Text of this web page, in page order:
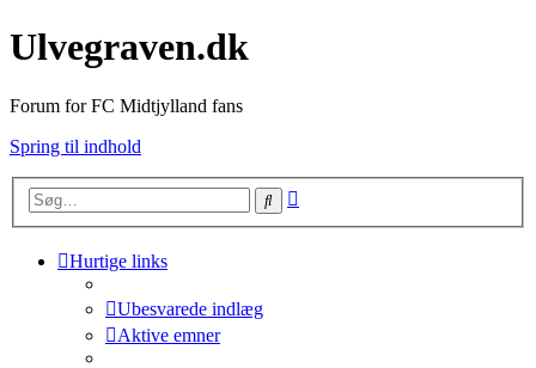
Ulvegraven.dk
Forum for FC Midtjylland fans
Spring til indhold
Søg
Hurtige links
Ubesvarede indlæg
Aktive emner